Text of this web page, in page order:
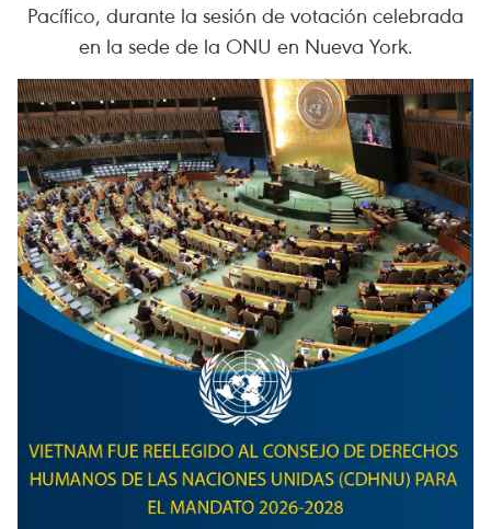
Pacífico, durante la sesión de votación celebrada
en la sede de la ONU en Nueva York.